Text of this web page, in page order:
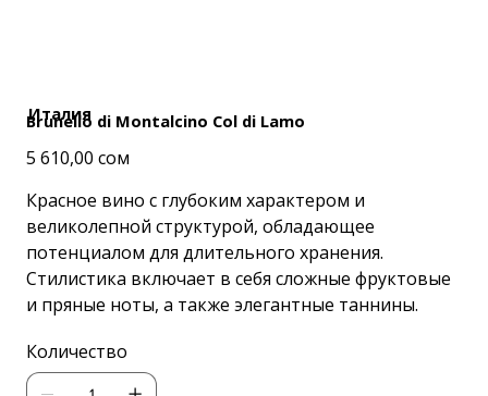
Brunello di Montalcino Col di Lamo
Цена
5 610,00 сом
Красное вино с глубоким характером и
великолепной структурой, обладающее
потенциалом для длительного хранения.
Стилистика включает в себя сложные фруктовые
и пряные ноты, а также элегантные таннины.
Количество
Италия